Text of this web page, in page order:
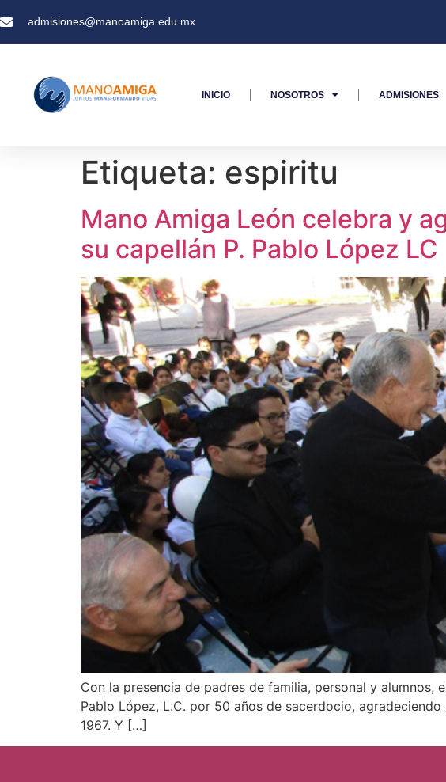
admisiones@manoamiga.edu.mx
INICIO NOSOTROS ADMISIONES
Etiqueta: espiritu
Mano Amiga León celebra y
su capellán P. Pablo López LC
Con la presencia de padres de familia, personal y
Pablo López, L.C. por 50 años de sacerdocio,
1967. Y […]